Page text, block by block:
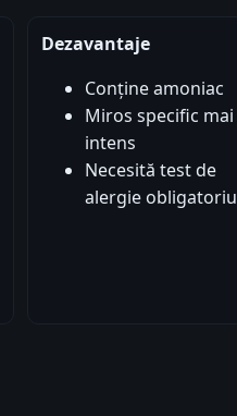
Dezavantaje
Conține amoniac
Miros specific mai
intens
Necesită test de
alergie obligatoriu